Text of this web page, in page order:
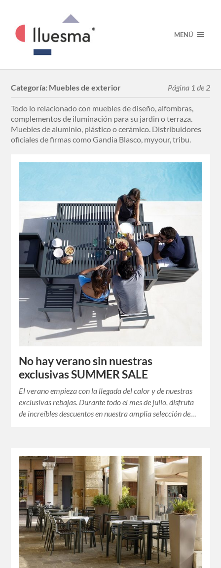
MENÚ
Categoría: Muebles de exterior Página 1 de 2
Todo lo relacionado con muebles de diseño, alfombras,
complementos de iluminación para su jardin o terraza.
Muebles de aluminio, plástico o cerámico. Distribuidores
oficiales de firmas como Gandia Blasco, myyour, tribu.
No hay verano sin nuestras
exclusivas SUMMER SALE
El verano empieza con la llegada del calor y de nuestras
exclusivas rebajas. Durante todo el mes de julio, disfruta
de increíbles descuentos en nuestra amplia selección de…